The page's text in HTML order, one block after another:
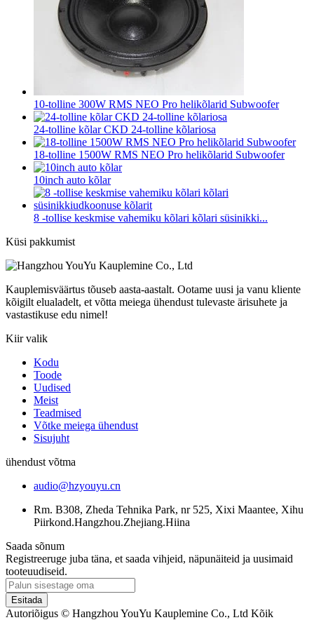
10-tolline 300W RMS NEO Pro helikõlarid Subwoofer
24-tolline kõlar CKD 24-tolline kõlariosa
18-tolline 1500W RMS NEO Pro helikõlarid Subwoofer
10inch auto kõlar
8 -tollise keskmise vahemiku kõlari kõlari süsinikki...
Küsi pakkumist
Kauplemisväärtus tõuseb aasta-aastalt. Ootame uusi ja vanu kliente
kõigilt elualadelt, et võtta meiega ühendust tulevaste ärisuhete ja
vastastikuse edu nimel!
Kiir valik
Kodu
Toode
Uudised
Meist
Teadmised
Võtke meiega ühendust
Sisujuht
ühendust võtma
audio@hzyouyu.cn
Rm. B308, Zheda Tehnika Park, nr 525, Xixi Maantee, Xihu
Piirkond.Hangzhou.Zhejiang.Hiina
Saada sõnum
Registreeruge juba täna, et saada vihjeid, näpunäiteid ja uusimaid
tooteuudiseid.
Esitada
Autoriõigus © Hangzhou YouYu Kauplemine Co., Ltd Kõik